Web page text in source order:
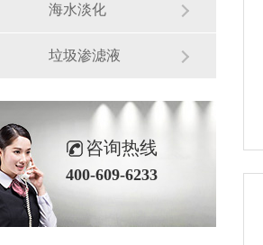
海水淡化
垃圾渗滤液
咨询热线
400-609-6233